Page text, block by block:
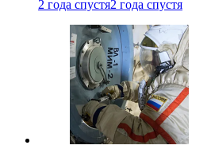
2 года спустя2 года спустя